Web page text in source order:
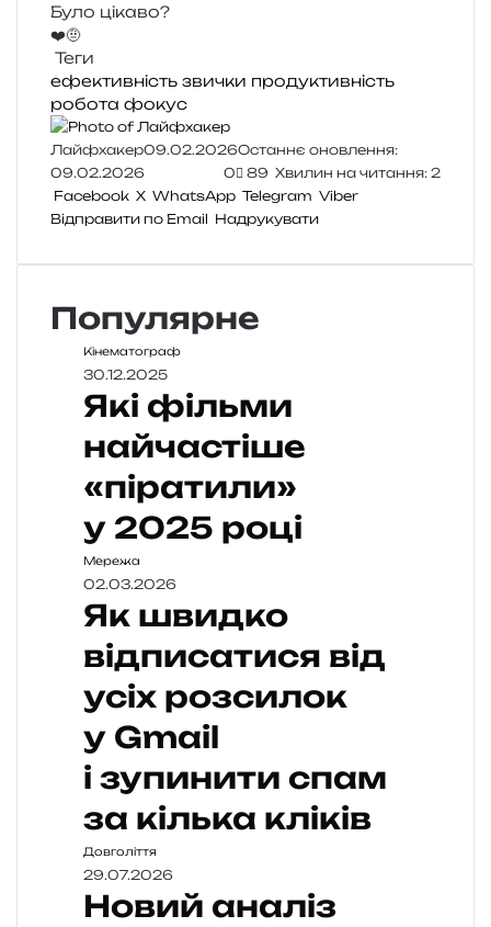
Було цікаво?
❤️🤨
Теги
ефективність звички продуктивність
робота фокус
Лайфхакер09.02.2026Останнє оновлення:
09.02.2026
0 89 Хвилин на читання: 2
Facebook X WhatsApp Telegram Viber
Відправити по Email Надрукувати
Популярне
Кінематограф
30.12.2025
Які фільми
найчастіше
«піратили»
у 2025 році
Мережа
02.03.2026
Як швидко
відписатися від
усіх розсилок
у Gmail
і зупинити спам
за кілька кліків
Довголіття
29.07.2026
Новий аналіз